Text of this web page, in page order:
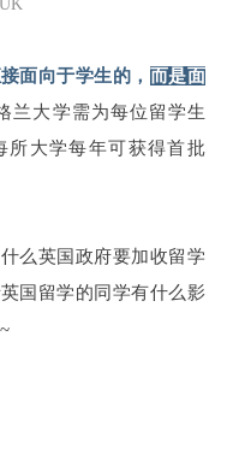
面向于学生的， 而是面
兰大学需为每位留学生
所大学每年可获得首批
么英国政府要加收留学
国留学的同学有什么影